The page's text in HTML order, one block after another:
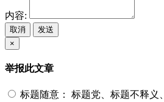
内容:
取消
发送
×
举报此文章
标题随意： 标题党、标题不释义